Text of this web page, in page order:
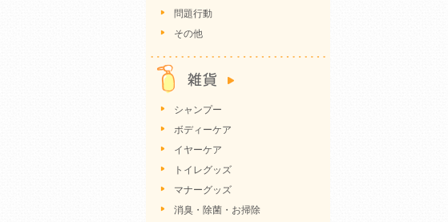
問題行動
その他
シャンプー
ボディーケア
イヤーケア
トイレグッズ
マナーグッズ
消臭・除菌・お掃除